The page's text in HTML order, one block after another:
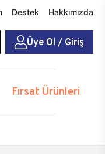
Destek Hakkımızda
Üye Ol / Giriş
Fırsat Ürünleri